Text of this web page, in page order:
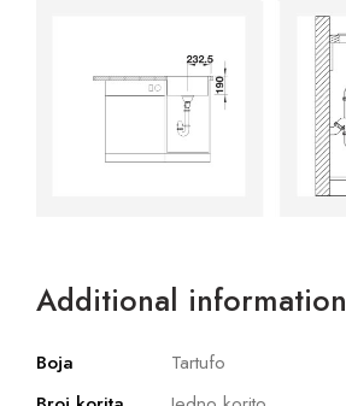
Additional information
Boja
Tartufo